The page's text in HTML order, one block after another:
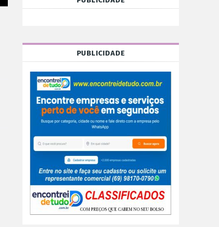
PUBLICIDADE